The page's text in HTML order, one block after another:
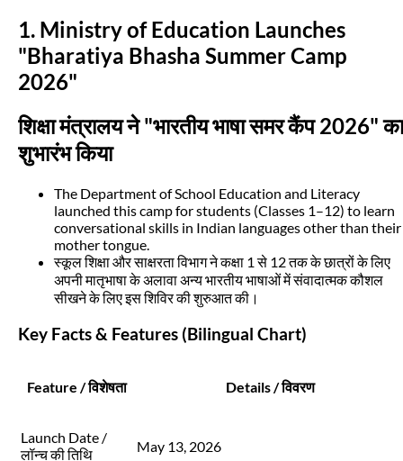
1. Ministry of Education Launches
"Bharatiya Bhasha Summer Camp
2026"
शिक्षा मंत्रालय ने "भारतीय भाषा समर कैंप 2026" का
शुभारंभ किया
The Department of School Education and Literacy
launched this camp for students (Classes 1–12) to learn
conversational skills in Indian languages other than their
mother tongue.
स्कूल शिक्षा और साक्षरता विभाग ने कक्षा 1 से 12 तक के छात्रों के लिए
अपनी मातृभाषा के अलावा अन्य भारतीय भाषाओं में संवादात्मक कौशल
सीखने के लिए इस शिविर की शुरुआत की।
Key Facts & Features (Bilingual Chart)
Feature / विशेषता Details / विवरण
Launch Date /
लॉन्च की तिथि
May 13, 2026